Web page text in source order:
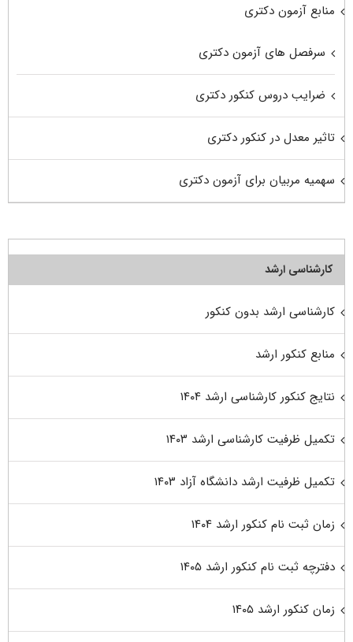
منابع آزمون دکتری
سرفصل های آزمون دکتری
ضرایب دروس کنکور دکتری
تاثیر معدل در کنکور دکتری
سهمیه مربیان برای آزمون دکتری
کارشناسی ارشد
کارشناسی ارشد بدون کنکور
منابع کنکور ارشد
نتایج کنکور کارشناسی ارشد ۱۴۰۴
تکمیل ظرفیت کارشناسی ارشد ۱۴۰۳
تکمیل ظرفیت ارشد دانشگاه آزاد ۱۴۰۳
زمان ثبت نام کنکور ارشد ۱۴۰۴
دفترچه ثبت نام کنکور ارشد ۱۴۰۵
زمان کنکور ارشد ۱۴۰۵